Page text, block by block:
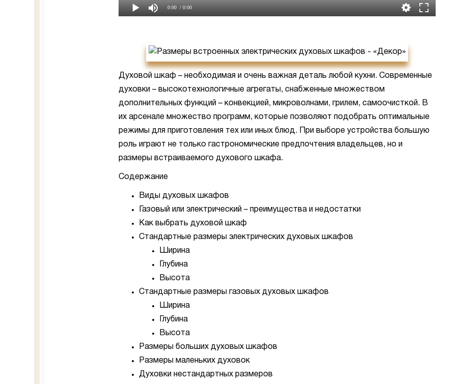
0:00 / 0:00
Духовой шкаф – необходимая и очень важная деталь любой кухни. Современные
духовки – высокотехнологичные агрегаты, снабженные множеством
дополнительных функций – конвекцией, микроволнами, грилем, самоочисткой. В
их арсенале множество программ, которые позволяют подобрать оптимальные
режимы для приготовления тех или иных блюд. При выборе устройства большую
роль играют не только гастрономические предпочтения владельцев, но и
размеры встраиваемого духового шкафа.
Содержание
Виды духовых шкафов
Газовый или электрический – преимущества и недостатки
Как выбрать духовой шкаф
Стандартные размеры электрических духовых шкафов
Ширина
Глубина
Высота
Стандартные размеры газовых духовых шкафов
Ширина
Глубина
Высота
Размеры больших духовых шкафов
Размеры маленьких духовок
Духовки нестандартных размеров